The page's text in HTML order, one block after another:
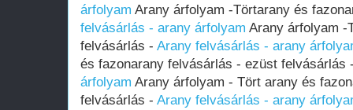
árfolyam Arany árfolyam -Törtarany és
felvásárlás - arany árfolyam Arany árfolyam -
felvásárlás - Arany felvásárlás - arany
és fazonarany felvásárlás - ezüst felvásárlás
árfolyam Arany árfolyam - Tört arany és
felvásárlás - Arany felvásárlás - arany